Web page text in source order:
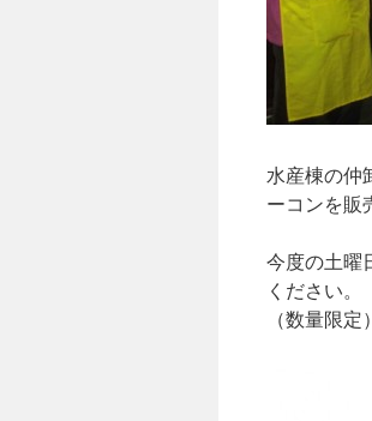
水産棟の仲
ーコンを販
今度の土曜
ください
（数量限定